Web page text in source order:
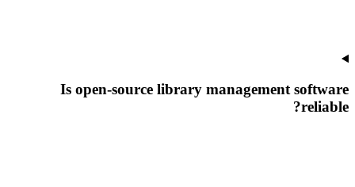
Is open-source library management software
reliable?